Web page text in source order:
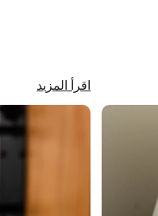
اقرأ المزيد